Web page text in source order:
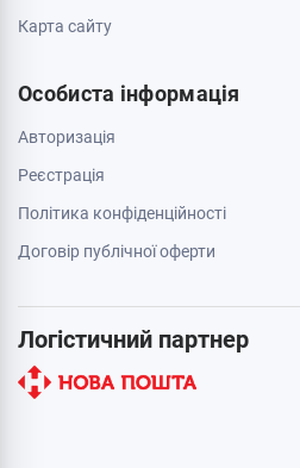
Карта сайту
Особиста інформація
Авторизація
Реєстрація
Політика конфіденційності
Договір публічної оферти
Логістичний партнер